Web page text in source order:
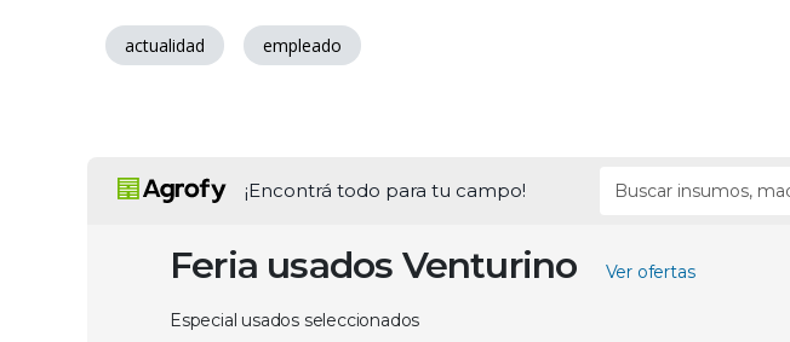
actualidad empleado
¡Encontrá todo para tu campo!
Feria usados Venturino Ver ofertas
Especial usados seleccionados